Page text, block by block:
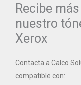
Recibe
nuestro
Xerox
Contacta a Calco
compatible con: